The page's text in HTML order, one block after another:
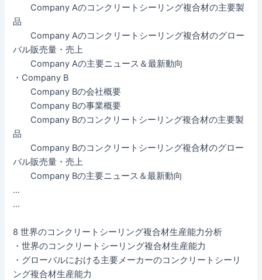
Company Aのコンクリートシーリング複合材の主要製
品
Company Aのコンクリートシーリング複合材のグロー
バル販売量・売上
Company Aの主要ニュース＆最新動向
・Company B
Company Bの会社概要
Company Bの事業概要
Company Bのコンクリートシーリング複合材の主要製
品
Company Bのコンクリートシーリング複合材のグロー
バル販売量・売上
Company Bの主要ニュース＆最新動向
…
…
8 世界のコンクリートシーリング複合材生産能力分析
・世界のコンクリートシーリング複合材生産能力
・グローバルにおける主要メーカーのコンクリートシーリ
ング複合材生産能力